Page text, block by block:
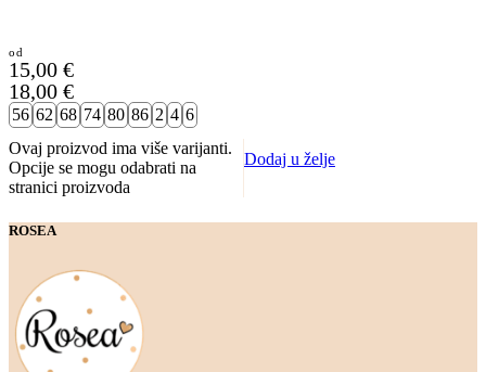
15,00 €
18,00 €
56 62 68 74 80 86 2 4 6
Ovaj proizvod ima više varijanti.
Opcije se mogu odabrati na
stranici proizvoda
Dodaj u želje
ROSEA